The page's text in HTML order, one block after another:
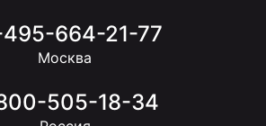
664-21-77
Москва
505-18-34